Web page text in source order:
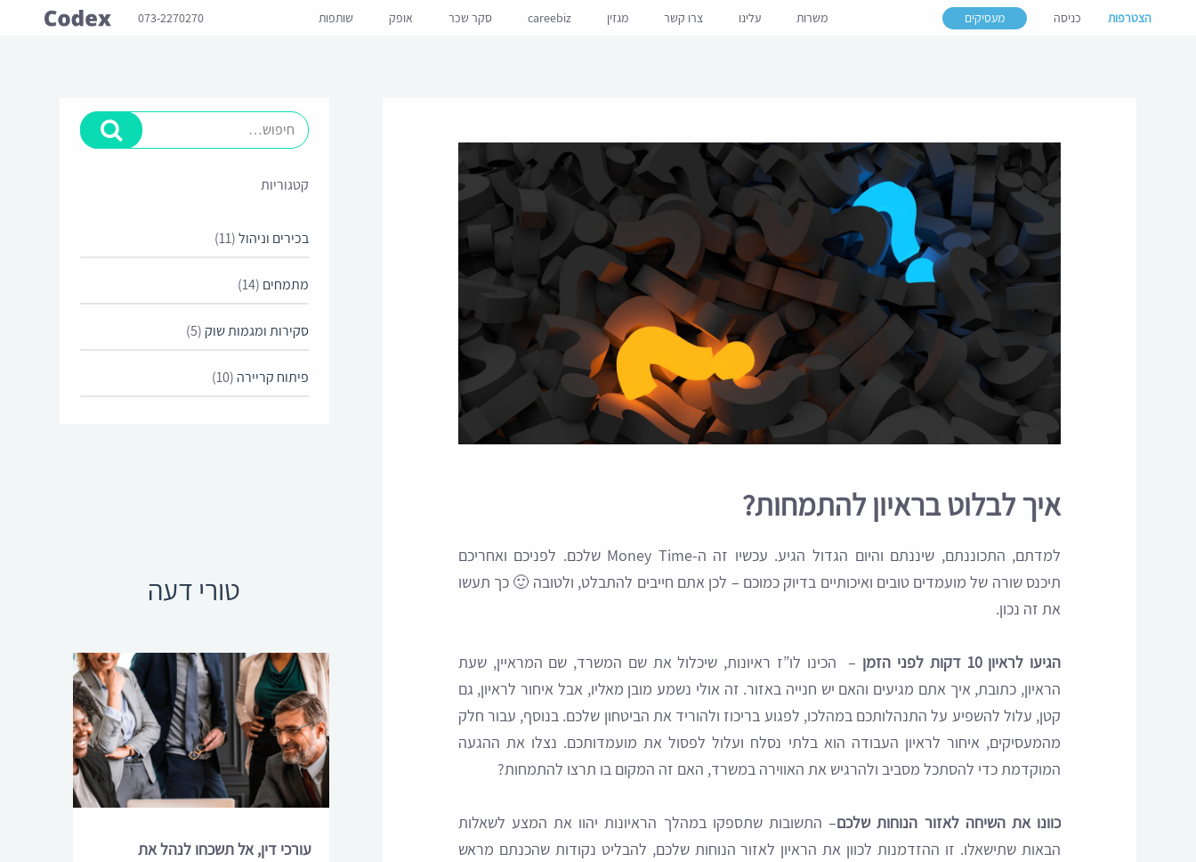
הצטרפות כניסה מעסיקים משרות עלינו צרו קשר מגזין careebiz סקר שכר אופק שותפות 073-2270270
איך לבלוט בראיון להתמחות?
למדתם, התכוננתם, שיננתם והיום הגדול הגיע. עכשיו זה ה-Money Time שלכם. לפניכם ואחריכם
תיכנס שורה של מועמדים טובים ואיכותיים בדיוק כמוכם – לכן אתם חייבים להתבלט, ולטובה 🙂 כך תעשו
את זה נכון.
​​הגיעו לראיון 10 דקות לפני הזמן
– הכינו לו”ז ראיונות, שיכלול את שם המשרד, שם המראיין, שעת
הראיון, כתובת, איך אתם מגיעים והאם יש חנייה באזור. זה אולי נשמע מובן מאליו, אבל איחור לראיון, גם
קטן, עלול להשפיע על התנהלותכם במהלכו, לפגוע בריכוז ולהוריד את הביטחון שלכם. בנוסף, עבור חלק
מהמעסיקים, איחור לראיון העבודה הוא בלתי נסלח ועלול לפסול את מועמדותכם. נצלו את ההגעה
המוקדמת כדי להסתכל מסביב ולהרגיש את האווירה במשרד, האם זה המקום בו תרצו להתמחות?
כוונו את השיחה לאזור הנוחות שלכם– התשובות שתספקו במהלך הראיונות יהוו את המצע לשאלות
הבאות שתישאלו. זו ההזדמנות לכוון את הראיון לאזור הנוחות שלכם, להבליט נקודות שהכנתם מראש
קטגוריות
בכירים וניהול(11)
מתמחים (14)
סקירות ומגמות שוק (5)
פיתוח קריירה (10)
טורי דעה
עורכי דין, אל תשכחו לנהל את